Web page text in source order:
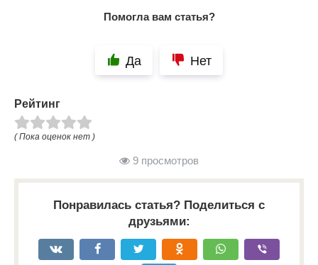
Помогла вам статья?
Да Нет
Рейтинг
( Пока оценок нет )
9 просмотров
Понравилась статья? Поделиться с
друзьями: